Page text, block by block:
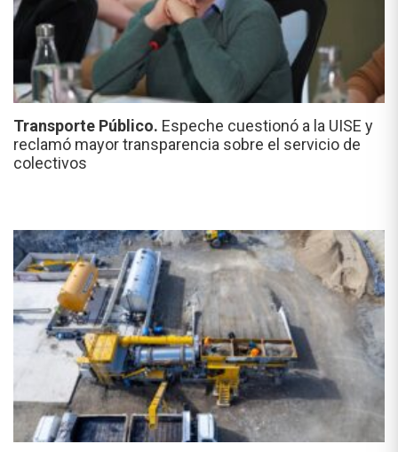
Transporte Público. Espeche cuestionó a la UISE y
reclamó mayor transparencia sobre el servicio de
colectivos